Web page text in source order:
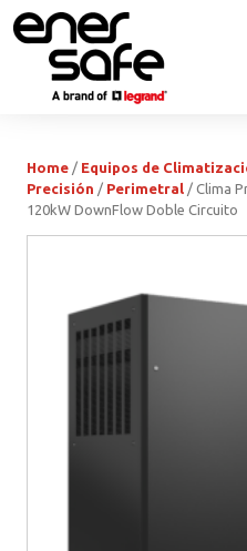
Home / Equipos de
Precisión / Perimetral / Clima
120kW DownFlow Doble Circuito